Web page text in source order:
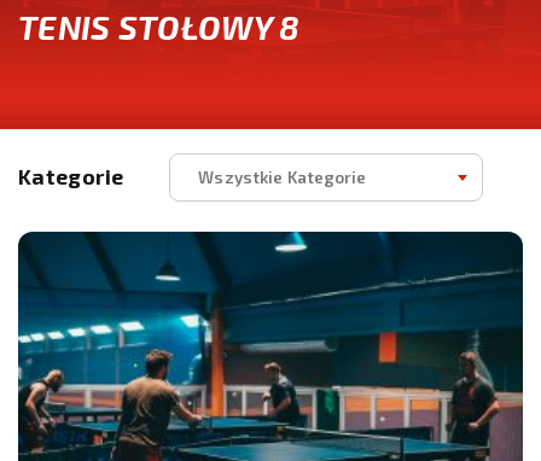
TENIS STOŁOWY 8
Kategorie Wszystkie Kategorie